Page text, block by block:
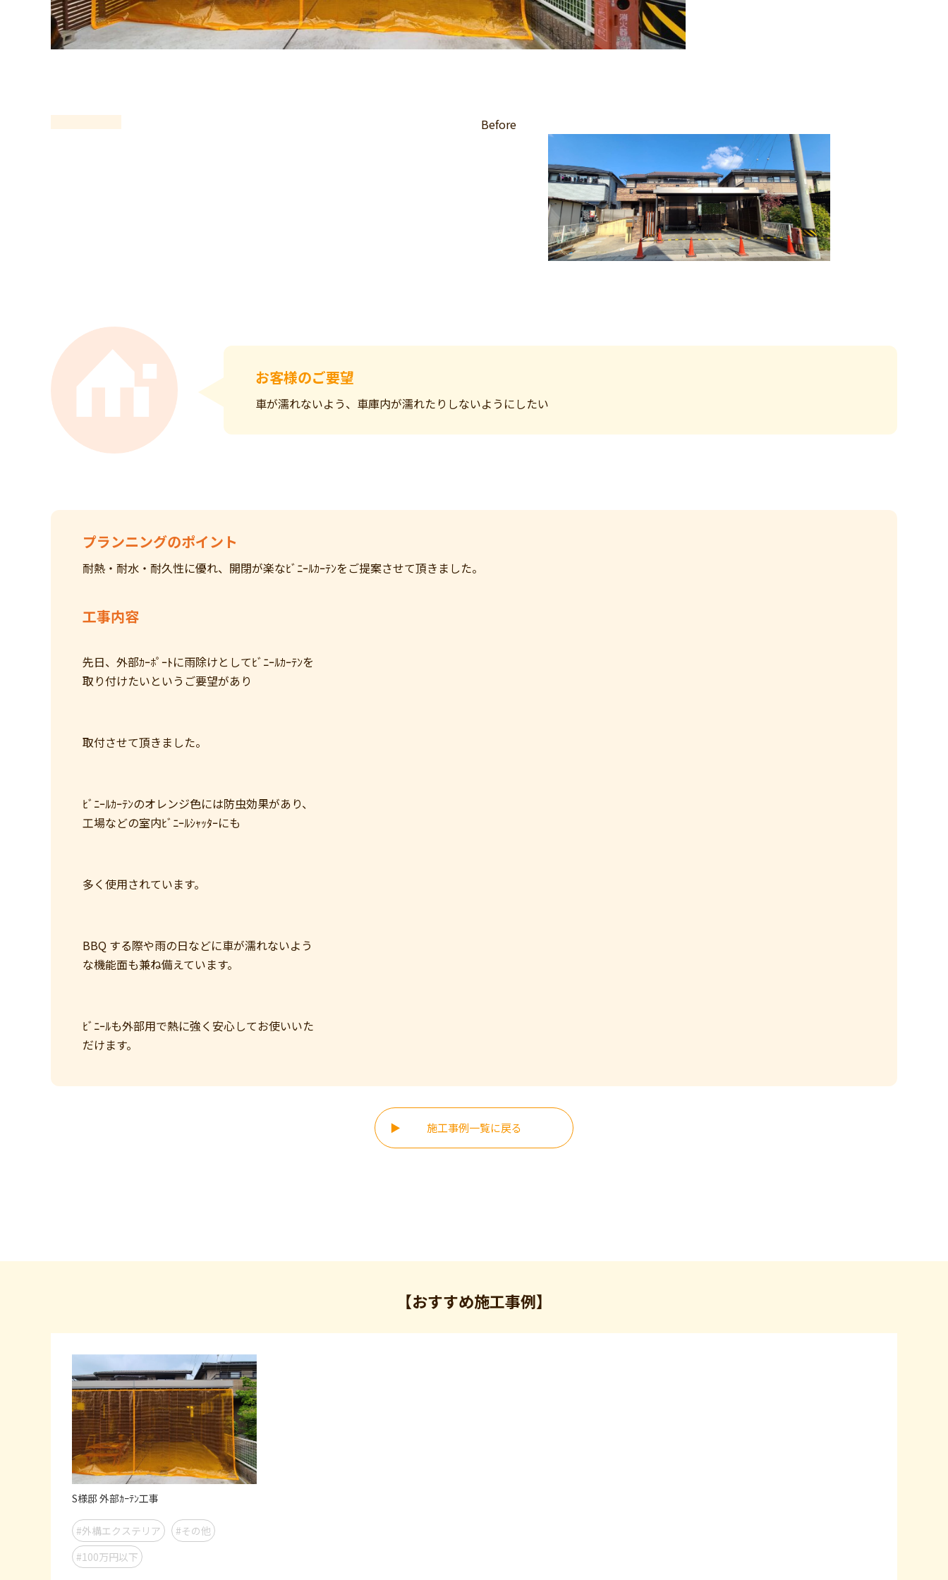
Before
お客様のご要望
車が濡れないよう、車庫内が濡れたりしないようにしたい
プランニングのポイント
耐熱・耐水・耐久性に優れ、開閉が楽なﾋﾞﾆｰﾙｶｰﾃﾝをご提案させて頂きました。
工事内容
先日、外部ｶｰﾎﾟｰﾄに雨除けとしてﾋﾞﾆｰﾙｶｰﾃﾝを
取り付けたいというご要望があり
取付させて頂きました。
ﾋﾞﾆｰﾙｶｰﾃﾝのオレンジ色には防虫効果があり、
工場などの室内ﾋﾞﾆｰﾙｼｬｯﾀｰにも
多く使用されています。
BBQ する際や雨の日などに車が濡れないよう
な機能面も兼ね備えています。
ﾋﾞﾆｰﾙも外部用で熱に強く安心してお使いいた
だけます。
施工事例一覧に戻る
【おすすめ施工事例】
S様邸 外部ｶｰﾃﾝ工事
#外構エクステリア
#その他
#100万円以下